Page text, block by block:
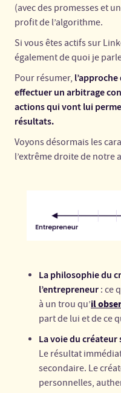
(avec des promesses et
profit de l’algorithme.
Si vous êtes actifs sur
également de quoi je
Pour résumer,
effectuer un arbitrage
actions qui vont lui
résultats.
Voyons désormais les
l’extrême droite de notre
La philosophie du
l’entrepreneur : ce
à un trou qu’il
part de lui et de ce
La voie du créateur
Le résultat
secondaire. Le
personnelles,